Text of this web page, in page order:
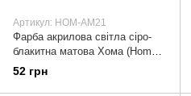
Артикул: HOM-AM21
Фарба акрилова світла сіро-
блакитна матова Хома (Homa)
АМ21
52 грн